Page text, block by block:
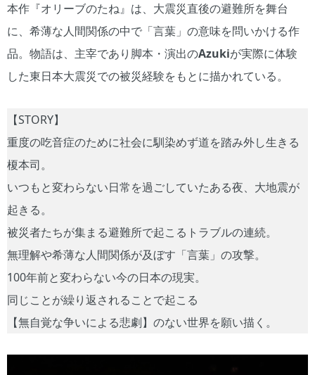
本作『オリーブのたね』は、大震災直後の避難所を舞台
に、希薄な人間関係の中で「言葉」の意味を問いかける作
品。物語は、主宰であり脚本・演出のAzukiが実際に体験
した東日本大震災での被災経験をもとに描かれている。
【STORY】
重度の吃音症のために社会に馴染めず道を踏み外し生きる
榎本司。
いつもと変わらない日常を過ごしていたある夜、大地震が
起きる。
被災者たちが集まる避難所で起こるトラブルの連続。
無理解や希薄な人間関係が及ぼす「言葉」の攻撃。
100年前と変わらない今の日本の現実。
同じことが繰り返されることで起こる
【無自覚な争いによる悲劇】のない世界を願い描く。